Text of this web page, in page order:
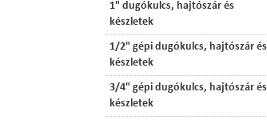
1" dugókulcs, hajtószár és
készletek
1/2" gépi dugókulcs, hajtószár és
készletek
3/4" gépi dugókulcs, hajtószár és
készletek